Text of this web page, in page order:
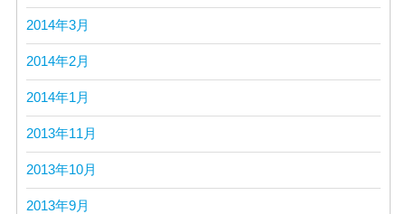
2014年3月
2014年2月
2014年1月
2013年11月
2013年10月
2013年9月